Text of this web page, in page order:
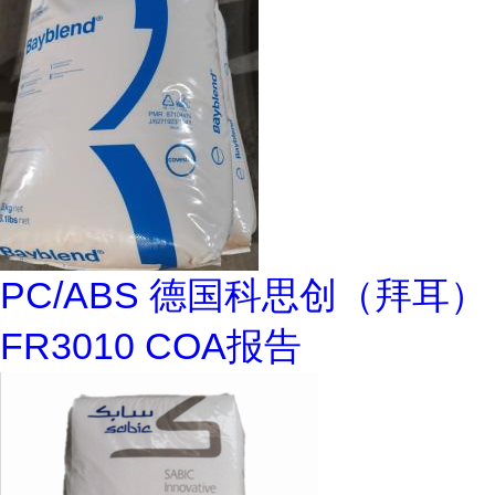
PC/ABS 德国科思创（拜耳）
FR3010 COA报告